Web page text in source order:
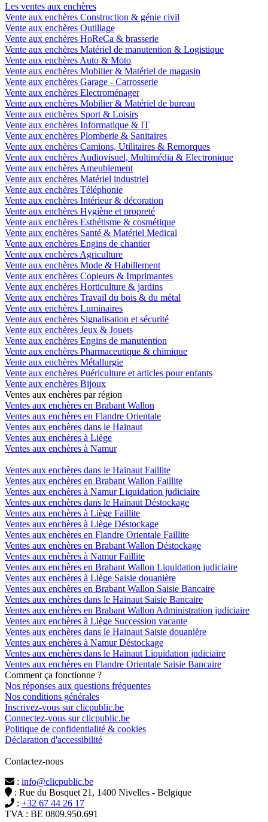
Les ventes aux enchères
Vente aux enchères Construction & génie civil
Vente aux enchères Outillage
Vente aux enchères HoReCa & brasserie
Vente aux enchères Matériel de manutention & Logistique
Vente aux enchères Auto & Moto
Vente aux enchères Mobilier & Matériel de magasin
Vente aux enchères Garage - Carrosserie
Vente aux enchères Electroménager
Vente aux enchères Mobilier & Matériel de bureau
Vente aux enchères Sport & Loisirs
Vente aux enchères Informatique & IT
Vente aux enchères Plomberie & Sanitaires
Vente aux enchères Camions, Utilitaires & Remorques
Vente aux enchères Audiovisuel, Multimédia & Electronique
Vente aux enchères Ameublement
Vente aux enchères Matériel industriel
Vente aux enchères Téléphonie
Vente aux enchères Intérieur & décoration
Vente aux enchères Hygiène et propreté
Vente aux enchères Esthétisme & cosmétique
Vente aux enchères Santé & Matériel Medical
Vente aux enchères Engins de chantier
Vente aux enchères Agriculture
Vente aux enchères Mode & Habillement
Vente aux enchères Copieurs & Imprimantes
Vente aux enchères Horticulture & jardins
Vente aux enchères Travail du bois & du métal
Vente aux enchères Luminaires
Vente aux enchères Signalisation et sécurité
Vente aux enchères Jeux & Jouets
Vente aux enchères Engins de manutention
Vente aux enchères Pharmaceutique & chimique
Vente aux enchères Métallurgie
Vente aux enchères Puériculture et articles pour enfants
Vente aux enchères Bijoux
Ventes aux enchères par région
Ventes aux enchères en Brabant Wallon
Ventes aux enchères en Flandre Orientale
Ventes aux enchères dans le Hainaut
Ventes aux enchères à Liège
Ventes aux enchères à Namur
Ventes aux enchères dans le Hainaut Faillite
Ventes aux enchères en Brabant Wallon Faillite
Ventes aux enchères à Namur Liquidation judiciaire
Ventes aux enchères dans le Hainaut Déstockage
Ventes aux enchères à Liège Faillite
Ventes aux enchères à Liège Déstockage
Ventes aux enchères en Flandre Orientale Faillite
Ventes aux enchères en Brabant Wallon Déstockage
Ventes aux enchères à Namur Faillite
Ventes aux enchères en Brabant Wallon Liquidation judiciaire
Ventes aux enchères à Liège Saisie douanière
Ventes aux enchères en Brabant Wallon Saisie Bancaire
Ventes aux enchères dans le Hainaut Saisie Bancaire
Ventes aux enchères en Brabant Wallon Administration judiciaire
Ventes aux enchères à Liège Succession vacante
Ventes aux enchères dans le Hainaut Saisie douanière
Ventes aux enchères à Namur Déstockage
Ventes aux enchères dans le Hainaut Liquidation judiciaire
Ventes aux enchères en Flandre Orientale Saisie Bancaire
Comment ça fonctionne ?
Nos réponses aux questions fréquentes
Nos conditions générales
Inscrivez-vous sur clicpublic.be
Connectez-vous sur clicpublic.be
Politique de confidentialité & cookies
Déclaration d'accessibilité
Contactez-nous
: info@clicpublic.be
: Rue du Bosquet 21, 1400 Nivelles - Belgique
: +32 67 44 26 17
TVA : BE 0809.950.691